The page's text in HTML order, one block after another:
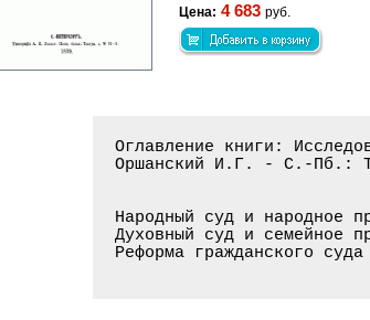
Цена: 4 683 руб.
Оглавление книги:
Оршанский И.Г. - С.-Пб.:
Народный суд и
Духовный суд и
Реформа